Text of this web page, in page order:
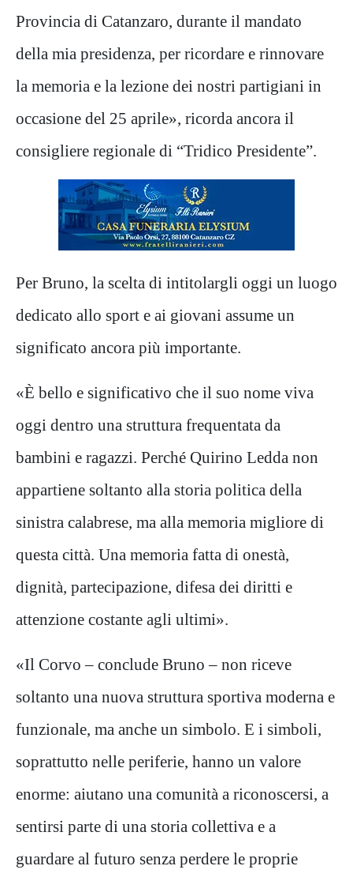
Provincia di Catanzaro, durante il mandato
della mia presidenza, per ricordare e rinnovare
la memoria e la lezione dei nostri partigiani in
occasione del 25 aprile», ricorda ancora il
consigliere regionale di “Tridico Presidente”.
Per Bruno, la scelta di intitolargli oggi un luogo
dedicato allo sport e ai giovani assume un
significato ancora più importante.
«È bello e significativo che il suo nome viva
oggi dentro una struttura frequentata da
bambini e ragazzi. Perché Quirino Ledda non
appartiene soltanto alla storia politica della
sinistra calabrese, ma alla memoria migliore di
questa città. Una memoria fatta di onestà,
dignità, partecipazione, difesa dei diritti e
attenzione costante agli ultimi».
«Il Corvo – conclude Bruno – non riceve
soltanto una nuova struttura sportiva moderna e
funzionale, ma anche un simbolo. E i simboli,
soprattutto nelle periferie, hanno un valore
enorme: aiutano una comunità a riconoscersi, a
sentirsi parte di una storia collettiva e a
guardare al futuro senza perdere le proprie